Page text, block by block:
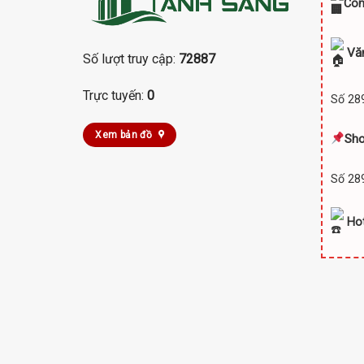
Số lượt truy cập: 72887
Trực tuyến: 0
Xem bản đồ
Số
Số